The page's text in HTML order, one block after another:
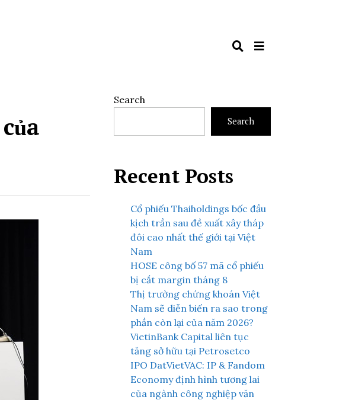
Search
Search
Recent Posts
Cổ phiếu Thaiholdings bốc đầu
kịch trần sau đề xuất xây tháp
đôi cao nhất thế giới tại Việt
Nam
HOSE công bố 57 mã cổ phiếu
bị cắt margin tháng 8
Thị trường chứng khoán Việt
Nam sẽ diễn biến ra sao trong
phần còn lại của năm 2026?
VietinBank Capital liên tục
tăng sở hữu tại Petrosetco
IPO DatVietVAC: IP & Fandom
Economy định hình tương lai
của ngành công nghiệp văn